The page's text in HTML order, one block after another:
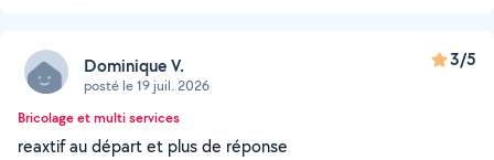
Dominique V.
posté le 19 juil. 2026
3/5
Bricolage et multi services
reaxtif au départ et plus de réponse